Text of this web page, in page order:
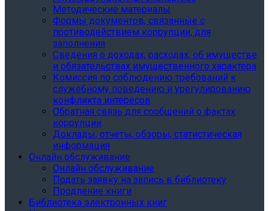
Методические материалы
Формы документов, связанные с
противодействием коррупции, для
заполнения
Сведения о доходах, расходах, об имуществе
и обязательствах имущественного характера
Комиссия по соблюдению требований к
служебному поведению и урегулированию
конфликта интересов
Обратная связь для сообщений о фактах
коррупции
Доклады, отчеты, обзоры, статистическая
информация
Онлайн обслуживание
Онлайн обслуживание
Подать заявку на запись в библиотеку
Продление книги
Библиотека электронных книг